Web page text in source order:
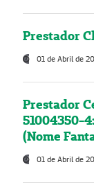
Prestador
01 de Abril de
Prestador
51004350-
(Nome
01 de Abril de